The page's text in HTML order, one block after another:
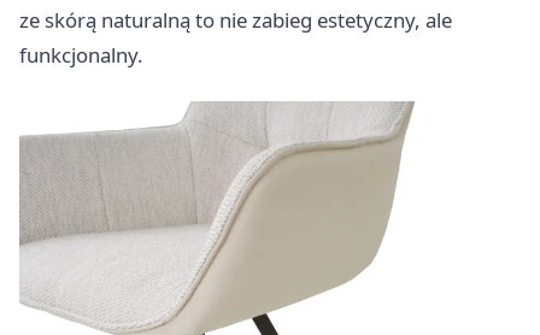
ze skórą naturalną to nie zabieg estetyczny, ale
funkcjonalny.